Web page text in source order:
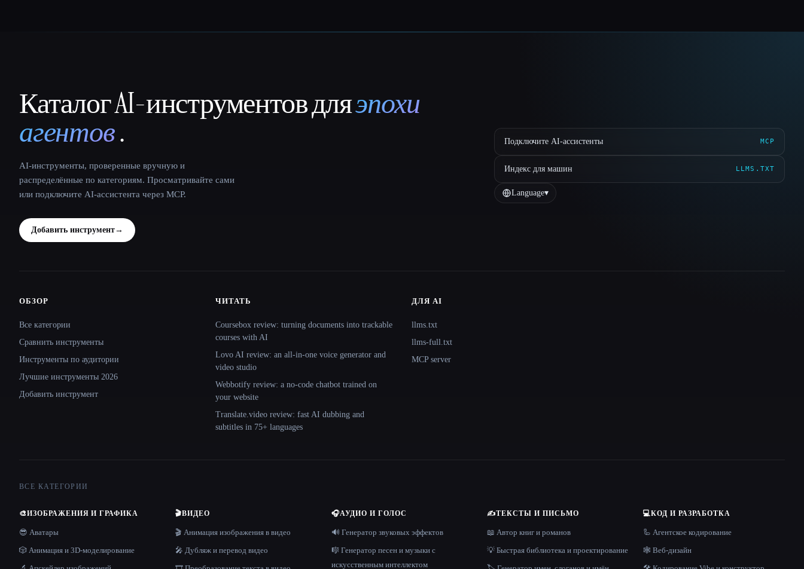
That AI Collection
Каталог AI-инструментов дляэпохи
агентов.
AI-инструменты, проверенные вручную и
распределённые по категориям. Просматривайте сами
или подключите AI-ассистента через MCP.
Добавить инструмент→
Подключите AI-ассистенты MCP
Индекс для машин LLMS.TXT
Language▾
Site navigation
ОБЗОР
Все категории
Сравнить инструменты
Инструменты по аудитории
Лучшие инструменты 2026
Добавить инструмент
ЧИТАТЬ
Coursebox review: turning documents into trackable
courses with AI
Lovo AI review: an all-in-one voice generator and
video studio
Webbotify review: a no-code chatbot trained on
your website
Translate.video review: fast AI dubbing and
subtitles in 75+ languages
ДЛЯ AI
llms.txt
llms-full.txt
MCP server
ВСЕ КАТЕГОРИИ
🎨ИЗОБРАЖЕНИЯ И ГРАФИКА
😎 Аватары
🎲 Анимация и 3D-моделирование
🎬ВИДЕО
🎬 Анимация изображения в видео
🎤 Дубляж и перевод видео
🎧АУДИО И ГОЛОС
🔊 Генератор звуковых эффектов
🎼 Генератор песен и музыки с
искусственным интеллектом
✍️ТЕКСТЫ И ПИСЬМО
📖 Автор книг и романов
💡 Быстрая библиотека и проектирование
💻КОД И РАЗРАБОТКА
🦾 Агентское кодирование
🕸 Веб-дизайн